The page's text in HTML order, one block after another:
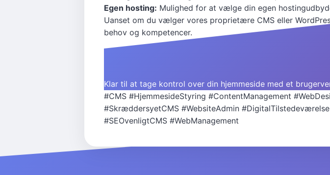
Egen hosting: Mulighed for at vælge din egen
Uanset om du vælger vores proprietære CMS eller
behov og kompetencer.
Klar til at tage kontrol over din hjemmeside med et
#CMS #HjemmesideStyring #ContentManagement
#SkræddersyetCMS #WebsiteAdmin #DigitalTilstedeværelse
#SEOvenligtCMS #WebManagement